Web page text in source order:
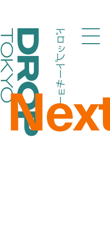
Droptokyo ドロップトーキョー